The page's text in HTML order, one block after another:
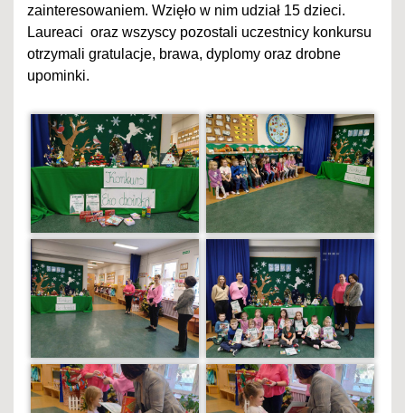
zainteresowaniem. Wzięło w nim udział 15 dzieci.
Laureaci oraz wszyscy pozostali uczestnicy konkursu
otrzymali gratulacje, brawa, dyplomy oraz drobne
upominki.